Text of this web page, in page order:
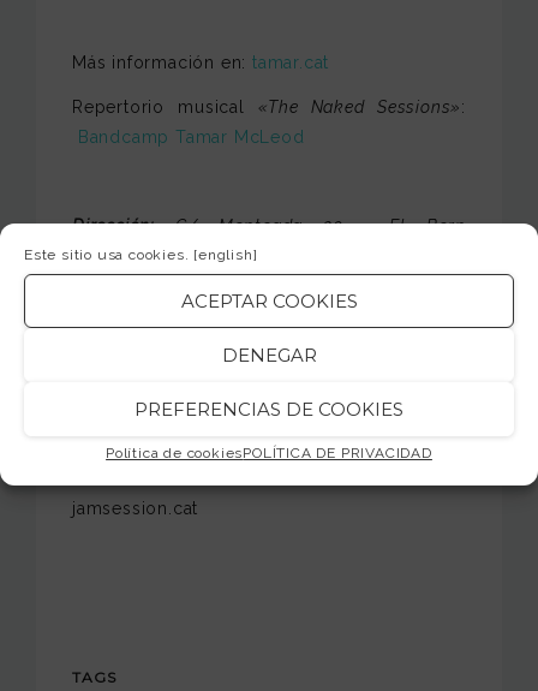
Este sitio usa cookies. [english]
ACEPTAR COOKIES
DENEGAR
PREFERENCIAS DE COOKIES
Política de cookiesPOLÍTICA DE PRIVACIDAD
Más información en:tamar.cat
Repertorio musical«The Naked Sessions»:
Bandcamp Tamar McLeod
Dirección:C/ Montcada 20 · El Born
(Barcelona).
20:30 h se abren puertas / Concierto
de 21:00 a 22:00 h.
Os Esperamos a tod@s!
jamsession.cat
TAGS